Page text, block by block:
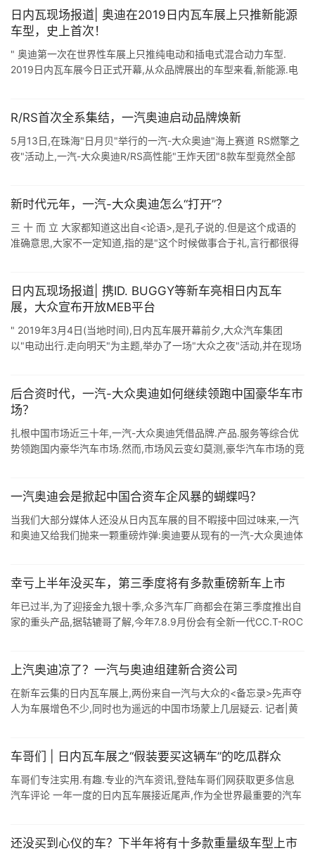
日内瓦现场报道| 奥迪在2019日内瓦车展上只推新能源
车型，史上首次！
" 奥迪第一次在世界性车展上只推纯电动和插电式混合动力车型.
2019日内瓦车展今日正式开幕,从众品牌展出的车型来看,新能源.电
R/RS首次全系集结，一汽奥迪启动品牌焕新
5月13日,在珠海"日月贝"举行的一汽-大众奥迪"海上赛道 RS燃擎之
夜"活动上,一汽-大众奥迪R/RS高性能"王炸天团"8款车型竟然全部
新时代元年，一汽-大众奥迪怎么“打开”？
三 十 而 立 大家都知道这出自<论语>,是孔子说的.但是这个成语的
准确意思,大家不一定知道,指的是"这个时候做事合于礼,言行都很得
日内瓦现场报道| 携ID. BUGGY等新车亮相日内瓦车
展，大众宣布开放MEB平台
" 2019年3月4日(当地时间),日内瓦车展开幕前夕,大众汽车集团
以"电动出行.走向明天"为主题,举办了一场"大众之夜"活动,并在现场
后合资时代，一汽-大众奥迪如何继续领跑中国豪华车市
场？
扎根中国市场近三十年,一汽-大众奥迪凭借品牌.产品.服务等综合优
势领跑国内豪华汽车市场.然而,市场风云变幻莫测,豪华汽车市场的竞
一汽奥迪会是掀起中国合资车企风暴的蝴蝶吗？
当我们大部分媒体人还没从日内瓦车展的目不暇接中回过味来,一汽
和奥迪又给我们抛来一颗重磅炸弹:奥迪要从现有的一汽-大众奥迪体
幸亏上半年没买车，第三季度将有多款重磅新车上市
年已过半,为了迎接金九银十季,众多汽车厂商都会在第三季度推出自
家的重头产品,据轱辘哥了解,今年7.8.9月份会有全新一代CC.T-ROC
上汽奥迪凉了？一汽与奥迪组建新合资公司
在新车云集的日内瓦车展上,两份来自一汽与大众的<备忘录>先声夺
人为车展增色不少,同时也为遥远的中国市场蒙上几层疑云. 记者|黄
车哥们 | 日内瓦车展之“假装要买这辆车”的吃瓜群众
车哥们专注实用.有趣.专业的汽车资讯,登陆车哥们网获取更多信息
汽车评论 一年一度的日内瓦车展接近尾声,作为全世界最重要的汽车
还没买到心仪的车？下半年将有十多款重量级车型上市